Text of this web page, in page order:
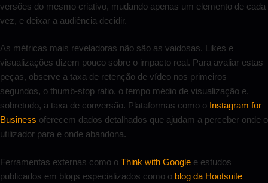
versões do mesmo criativo, mudando apenas um elemento de cada
vez, e deixar a audiência decidir.
As métricas mais reveladoras não são as vaidosas. Likes e
visualizações dizem pouco sobre o impacto real. Para avaliar estas
peças, observe a taxa de retenção de vídeo nos primeiros
segundos, o thumb-stop ratio, o tempo médio de visualização e,
sobretudo, a taxa de conversão. Plataformas como o Instagram for
Business oferecem dados detalhados que ajudam a perceber onde o
utilizador para e onde abandona.
Ferramentas externas como o Think with Google e estudos
publicados em blogs especializados como o blog da Hootsuite